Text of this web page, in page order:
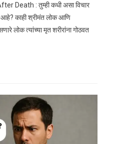
Death : तुम्ही कधी असा विचार
काही श्रीमंत लोक आणि
लोक त्यांच्या मृत शरीरांना गोठवत